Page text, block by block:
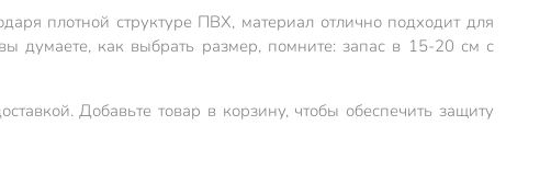
плотной структуре ПВХ, материал отлично подходит для
думаете, как выбрать размер, помните: запас в 15-20 см с
Добавьте товар в корзину, чтобы обеспечить защиту